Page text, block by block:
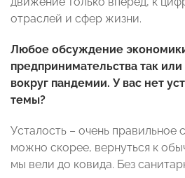
отраслей и сфер жизни.
Любое обсуждение
предпринимательства так
вокруг пандемии. У вас нет
темы?
Усталость – очень правильное
можно скорее, вернуться к
мы вели до ковида. Без